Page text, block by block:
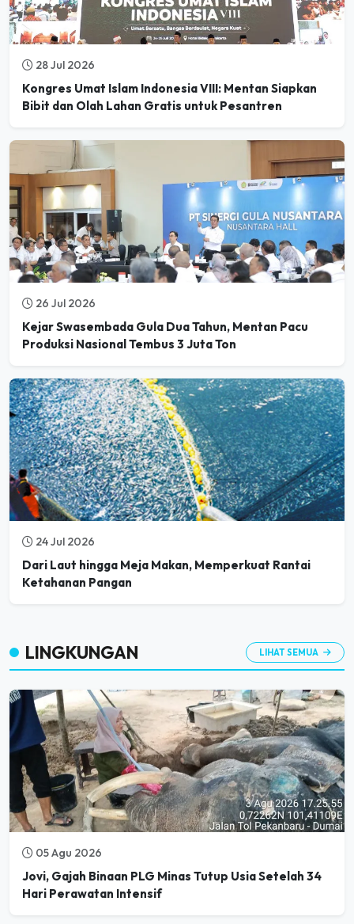
28 Jul 2026
Kongres Umat Islam Indonesia VIII: Mentan Siapkan
Bibit dan Olah Lahan Gratis untuk Pesantren
26 Jul 2026
Kejar Swasembada Gula Dua Tahun, Mentan Pacu
Produksi Nasional Tembus 3 Juta Ton
24 Jul 2026
Dari Laut hingga Meja Makan, Memperkuat Rantai
Ketahanan Pangan
LINGKUNGAN LIHAT SEMUA
05 Agu 2026
Jovi, Gajah Binaan PLG Minas Tutup Usia Setelah 34
Hari Perawatan Intensif